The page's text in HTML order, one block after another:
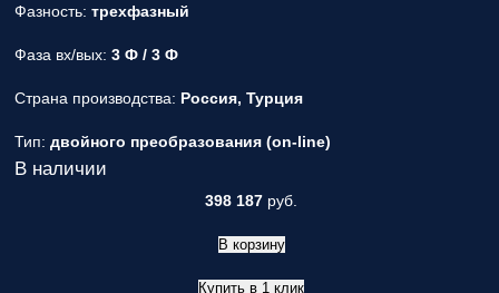
Фазность: трехфазный
Фаза вх/вых: 3 Ф / 3 Ф
Страна производства: Россия, Турция
Тип: двойного преобразования (on-line)
В наличии
398 187 руб.
В корзину
Купить в 1 клик